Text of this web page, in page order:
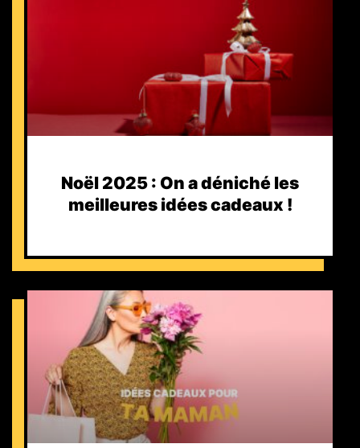
Noël 2025 : On a déniché les
meilleures idées cadeaux !